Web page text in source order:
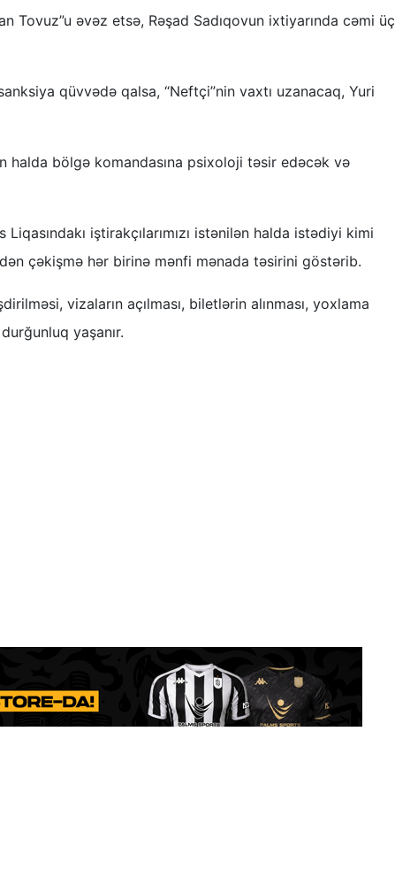
Tovuz”u əvəz etsə, Rəşad Sadıqovun ixtiyarında cəmi üç
qüvvədə qalsa, “Neftçi”nin vaxtı uzanacaq, Yuri
halda bölgə komandasına psixoloji təsir edəcək və
iştirakçılarımızı istənilən halda istədiyi kimi
çəkişmə hər birinə mənfi mənada təsirini göstərib.
vizaların açılması, biletlərin alınması, yoxlama
yaşanır.